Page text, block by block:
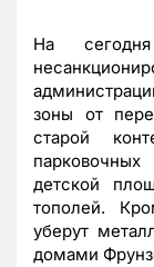
На
зоны от
старой
детской
тополей.
уберут
домами